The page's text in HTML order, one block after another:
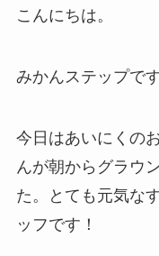
こんにちは。
みかんステップで
今日はあいにくの
んが朝からグラウ
た。とても元気な
ッフです！